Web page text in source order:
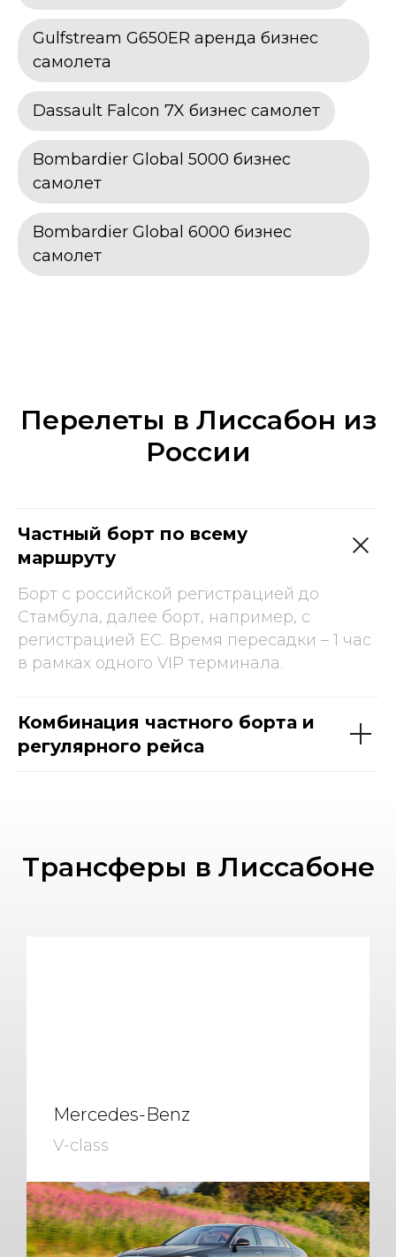
Gulfstream G650ER аренда бизнес
самолета
Dassault Falcon 7X бизнес самолет
Bombardier Global 5000 бизнес
самолет
Bombardier Global 6000 бизнес
самолет
Перелеты в Лиссабон из
России
Частный борт по всему
маршруту
Борт с российской регистрацией до
Стамбула, далее борт, например, с
регистрацией ЕС. Время пересадки – 1 час
в рамках одного VIP терминала.
Комбинация частного борта и
регулярного рейса
Трансферы в Лиссабоне
Mercedes-Benz
V-class